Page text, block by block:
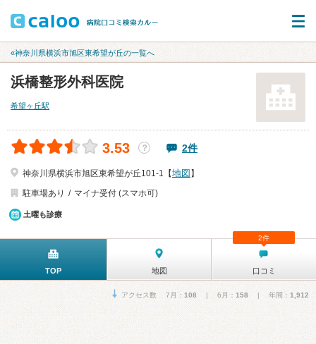
«神奈川県横浜市旭区東希望が丘の一覧へ
浜橋整形外科医院
希望ヶ丘駅
3.53 ？ 2件
神奈川県横浜市旭区東希望が丘101-1【地図 】
駐車場あり
マイナ受付 (スマホ可)
土曜も診療
TOP 地図 口コミ
2件
アクセス数 7月： 108 | 6月： 158 | 年間： 1,912